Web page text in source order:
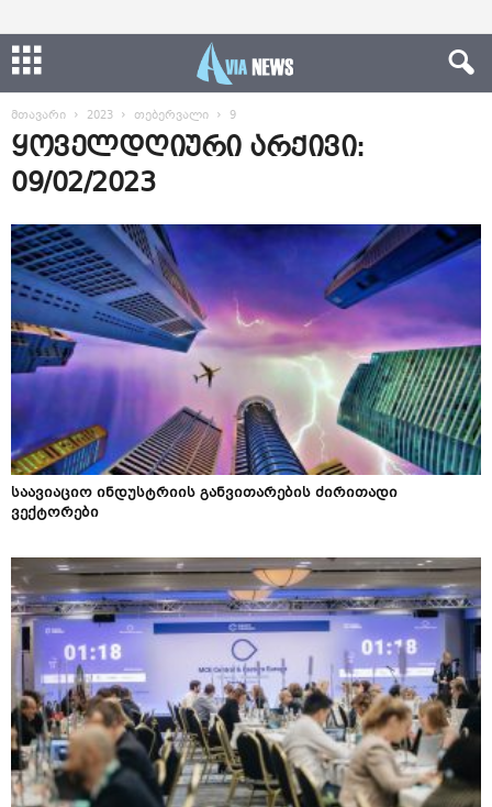
მთავარი 2023 თებერვალი 9
ყოველდღიური არქივი:
09/02/2023
საავიაციო ინდუსტრიის განვითარების ძირითადი
ვექტორები